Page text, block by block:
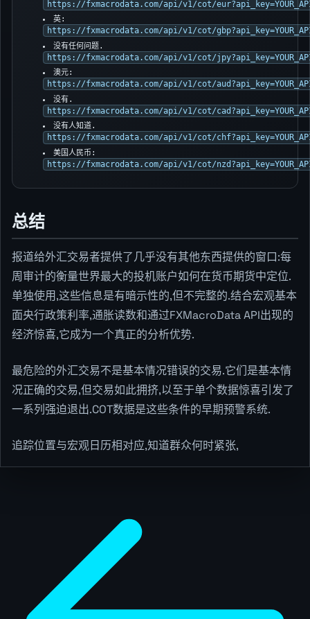
https://fxmacrodata.com/api/v1/cot/
英:
https://fxmacrodata.com/api/v1/cot/
没有任何问题.
https://fxmacrodata.com/api/v1/cot/
澳元:
https://fxmacrodata.com/api/v1/cot/
没有.
https://fxmacrodata.com/api/v1/cot/
没有人知道.
https://fxmacrodata.com/api/v1/cot/
美国人民币:
https://fxmacrodata.com/api/v1/cot/
总结
报道给外汇交易者提供了几乎没有其他东西提供的窗口:每
周审计的衡量世界最大的投机账户如何在货币期货中定位.
单独使用,这些信息是有暗示性的,但不完整的.结合宏观基本
面央行政策利率,通胀读数和通过FXMacroData API出现的
经济惊喜,它成为一个真正的分析优势.
最危险的外汇交易不是基本情况错误的交易.它们是基本情
况正确的交易,但交易如此拥挤,以至于单个数据惊喜引发了
一系列强迫退出.COT数据是这些条件的早期预警系统.
追踪位置与宏观日历相对应,知道群众何时紧张,